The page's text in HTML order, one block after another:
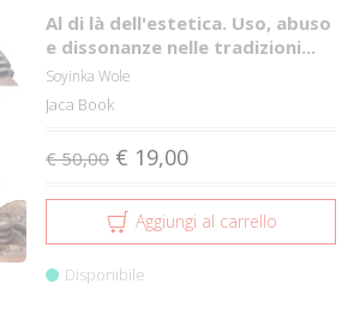
Al di là dell'estetica. Uso, abuso
e dissonanze nelle tradizioni...
Soyinka Wole
Jaca Book
€ 50,00 € 19,00
Aggiungi al carrello
Disponibile